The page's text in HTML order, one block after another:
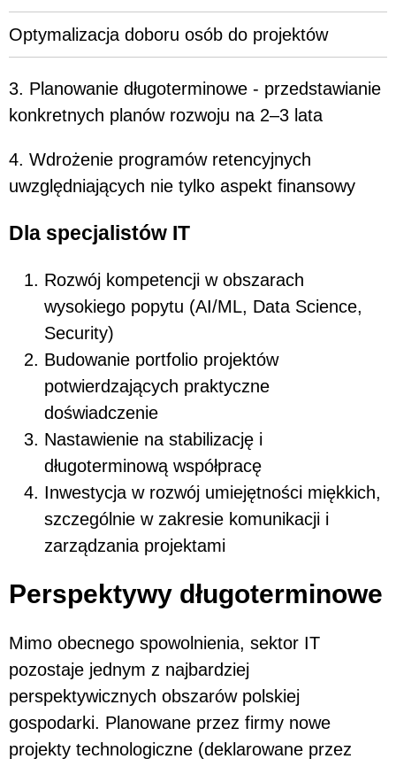
Optymalizacja doboru osób do projektów
3. Planowanie długoterminowe - przedstawianie
konkretnych planów rozwoju na 2–3 lata
4. Wdrożenie programów retencyjnych
uwzględniających nie tylko aspekt finansowy
Dla specjalistów IT
Rozwój kompetencji w obszarach
wysokiego popytu (AI/ML, Data Science,
Security)
Budowanie portfolio projektów
potwierdzających praktyczne
doświadczenie
Nastawienie na stabilizację i
długoterminową współpracę
Inwestycja w rozwój umiejętności miękkich,
szczególnie w zakresie komunikacji i
zarządzania projektami
Perspektywy długoterminowe
Mimo obecnego spowolnienia, sektor IT
pozostaje jednym z najbardziej
perspektywicznych obszarów polskiej
gospodarki. Planowane przez firmy nowe
projekty technologiczne (deklarowane przez